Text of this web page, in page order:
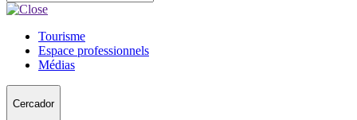
Tourisme
Espace professionnels
Médias
Cercador